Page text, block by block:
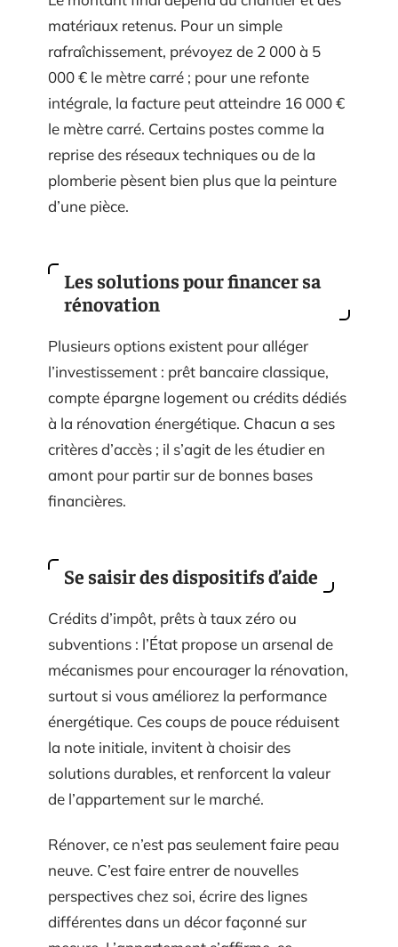
matériaux retenus. Pour un simple
rafraîchissement, prévoyez de 2 000 à 5
000 € le mètre carré ; pour une refonte
intégrale, la facture peut atteindre 16 000 €
le mètre carré. Certains postes comme la
reprise des réseaux techniques ou de la
plomberie pèsent bien plus que la peinture
d’une pièce.
Les solutions pour financer sa
rénovation
Plusieurs options existent pour alléger
l’investissement : prêt bancaire classique,
compte épargne logement ou crédits dédiés
à la rénovation énergétique. Chacun a ses
critères d’accès ; il s’agit de les étudier en
amont pour partir sur de bonnes bases
financières.
Se saisir des dispositifs d’aide
Crédits d’impôt, prêts à taux zéro ou
subventions : l’État propose un arsenal de
mécanismes pour encourager la rénovation,
surtout si vous améliorez la performance
énergétique. Ces coups de pouce réduisent
la note initiale, invitent à choisir des
solutions durables, et renforcent la valeur
de l’appartement sur le marché.
Rénover, ce n’est pas seulement faire peau
neuve. C’est faire entrer de nouvelles
perspectives chez soi, écrire des lignes
différentes dans un décor façonné sur